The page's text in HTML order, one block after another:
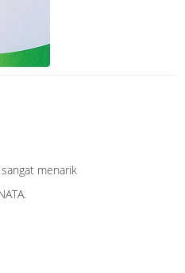
menarik
yakni: